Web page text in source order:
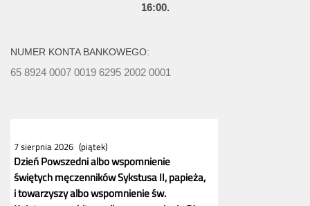
16:00.
NUMER KONTA BANKOWEGO:
65 8924 0007 0019 6295 2002 0001